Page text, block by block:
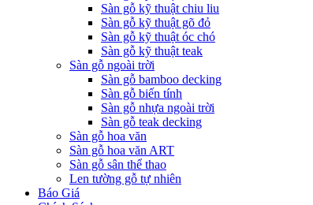
Sàn gỗ kỹ thuật chiu liu
Sàn gỗ kỹ thuật gõ đỏ
Sàn gỗ kỹ thuật óc chó
Sàn gỗ kỹ thuật teak
Sàn gỗ ngoài trời
Sàn gỗ bamboo decking
Sàn gỗ biến tính
Sàn gỗ nhựa ngoài trời
Sàn gỗ teak decking
Sàn gỗ hoa văn
Sàn gỗ hoa văn ART
Sàn gỗ sân thể thao
Len tường gỗ tự nhiên
Báo Giá